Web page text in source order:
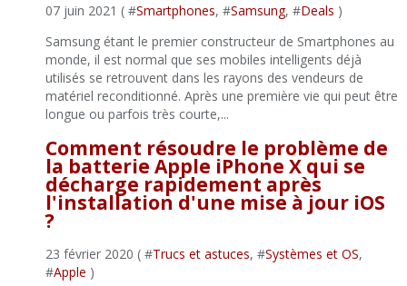
07 juin 2021 ( #Smartphones, #Samsung, #Deals )
Samsung étant le premier constructeur de Smartphones au
monde, il est normal que ses mobiles intelligents déjà
utilisés se retrouvent dans les rayons des vendeurs de
matériel reconditionné. Après une première vie qui peut être
longue ou parfois très courte,...
Comment résoudre le problème de
la batterie Apple iPhone X qui se
décharge rapidement après
l'installation d'une mise à jour iOS
?
23 février 2020 ( #Trucs et astuces, #Systèmes et OS,
#Apple )